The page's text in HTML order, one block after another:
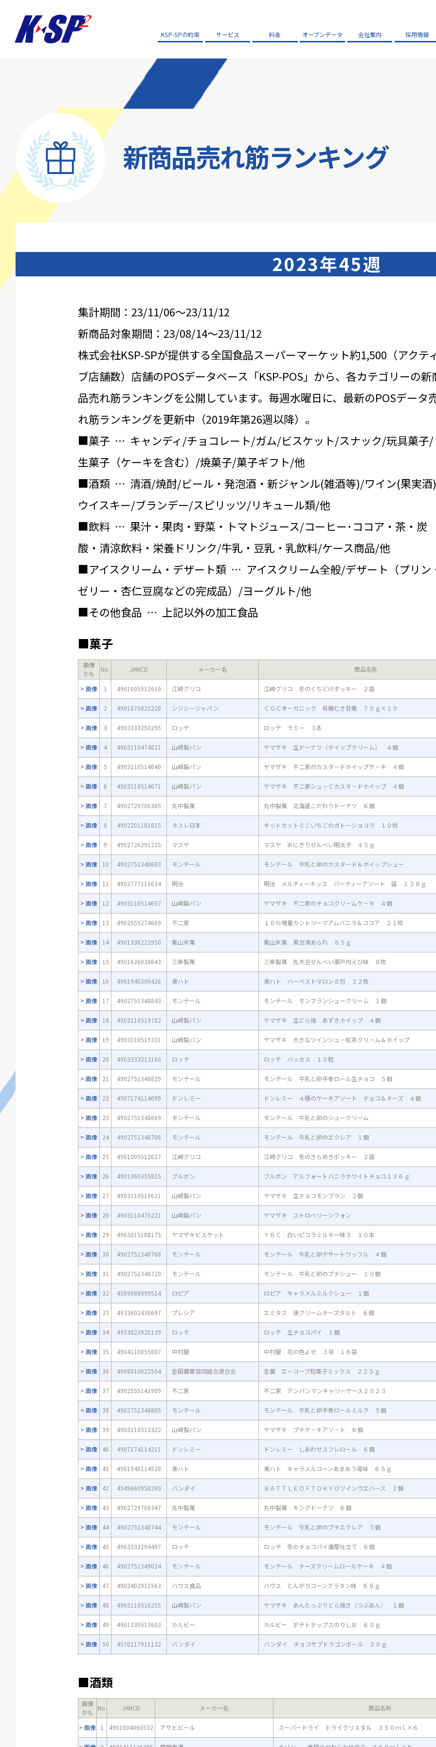
KSP-SPの約束 サービス 料金 オープンデータ 会社案内 採用情報
新商品売れ筋ランキング
2023年45週
集計期間：23/11/06～23/11/12
新商品対象期間：23/08/14～23/11/12
株式会社KSP-SPが提供する全国食品スーパーマーケット約1,500（アクテ
ブ店舗数）店舗のPOSデータベース「KSP-POS」から、各カテゴリーの新
品売れ筋ランキングを公開しています。毎週水曜日に、最新のPOSデータ
れ筋ランキングを更新中（2019年第26週以降）。
■菓子 … キャンディ/チョコレート/ガム/ビスケット/スナック/玩具菓子/
生菓子（ケーキを含む）/焼菓子/菓子ギフト/他
■酒類 … 清酒/焼酎/ビール・発泡酒・新ジャンル(雑酒等)/ワイン(果実
ウイスキー/ブランデー/スピリッツ/リキュール類/他
■飲料 … 果汁・果肉・野菜・トマトジュース/コーヒー･ココア・茶・炭
酸・清涼飲料・栄養ドリンク/牛乳・豆乳・乳飲料/ケース商品/他
■アイスクリーム・デザート類 … アイスクリーム全般/デザート（プリン
ゼリー・杏仁豆腐などの完成品）/ヨーグルト/他
■その他食品 … 上記以外の加工食品
■菓子
画像
かも
No. JANCD メーカー名 商品名称
画像 1 4901005512610 江崎グリコ 江崎グリコ 冬のくちどけポッキー ２袋
画像 2 4901870825228 シジシージャパン ＣＧＣオーガニック 有機むき甘栗 ７０ｇ×１０
画像 3 4903333250295 ロッテ ロッテ ラミー ３本
画像 4 4903110474821 山崎製パン ヤマザキ 生ドーナツ（ホイップクリーム） ４個
画像 5 4903110514640 山崎製パン ヤマザキ 不二家のカスタ－ドホイップケ－キ ４個
画像 6 4903110514671 山崎製パン ヤマザキ 不二家シュ－Ｃカスタ－ドホイップ ４個
画像 7 4902729706385 丸中製菓 丸中製菓 北海道こだわりドーナツ ６個
画像 8 4902201181815 ネスレ日本 キットカットミニいちごのガトーショコラ １０枚
画像 9 4902726291235 マスヤ マスヤ おにぎりせんべい明太子 ４５ｇ
画像 10 4902751348683 モンテール モンテール 牛乳と卵のカスタード＆ホイップシュー
画像 11 4902777115634 明治 明治 メルティーキッス パーティーアソート 袋 １３８ｇ
画像 12 4903110514657 山崎製パン ヤマザキ 不二家のチョコクリ－ムケ－キ ４個
画像 13 4902555274669 不二家 １０％増量カントリーマアムバニラ＆ココア ２１枚
画像 14 4901336222950 栗山米菓 栗山米菓 黒豆渚あられ ８５ｇ
画像 15 4901626038643 三幸製菓 三幸製菓 丸大豆せんべい瀬戸内えび味 ８枚
画像 16 4901940300426 東ハト 東ハト ハーベストマロン８包 ３２枚
画像 17 4902751348843 モンテール モンテール モンブランシュークリーム １個
画像 18 4903110519782 山崎製パン ヤマザキ 生どら焼 あずきホイップ ４個
画像 19 4903110519331 山崎製パン ヤマザキ 大きなツインシュ－紅茶クリ－ム＆ホイップ
画像 20 4903333213160 ロッテ ロッテ バッカス １０粒
画像 21 4902751348829 モンテール モンテール 牛乳と卵手巻ロール生チョコ ５個
画像 22 4907174114099 ドンレミー ドンレミー ４種のケーキアソート チョコ＆チーズ ４個
画像 23 4902751348669 モンテール モンテール 牛乳と卵のシュークリーム
画像 24 4902751348706 モンテール モンテール 牛乳と卵のエクレア １個
画像 25 4901005512627 江崎グリコ 江崎グリコ 冬のきらめきポッキー ２袋
画像 26 4901360355815 ブルボン ブルボン アルフォートバニラホワイトチョコ１３６ｇ
画像 27 4903110519621 山崎製パン ヤマザキ 生チョコモンブラン ２個
画像 28 4903110476221 山崎製パン ヤマザキ ストロベリーシフォン
画像 29 4903015188175 ヤマザキビスケット ＹＢＣ 白いピコラミルキー味３ １０本
画像 30 4902751348768 モンテール モンテール 牛乳と卵デザートワッフル ４個
画像 31 4902751348720 モンテール モンテール 牛乳と卵のプチシュー １０個
画像 32 4589988999514 ロピア ロピア キャラメルミルクシュー １個
画像 33 4933602438697 プレシア エミタス 焼クリームチーズタルト ６個
画像 34 4953823920139 ロッテ ロッテ 生チョコパイ １個
画像 35 4904110855887 中村屋 中村屋 花の色よせ ３号 １６袋
画像 36 4908010022554 全国農業協同組合連合会 全農 エーコープ和菓子ミックス ２２５ｇ
画像 37 4902555141909 不二家 不二家 アンパンマンキャリーケース２０２３
画像 38 4902751348805 モンテール モンテール 牛乳と卵手巻ロールミルク ５個
画像 39 4903110513322 山崎製パン ヤマザキ プチケ－キアソ－ト ６個
画像 40 4907174114211 ドンレミー ドンレミー しあわせスフレロール ６個
画像 41 4901940114528 東ハト 東ハト キャラメルコーンあまおう苺味 ６５ｇ
画像 42 4549660958260 バンダイ ＢＡＴＴＬＥＯＦＴＯＫＹＯツインウエハース ２個
画像 43 4902729706347 丸中製菓 丸中製菓 キングドーナツ ６個
画像 44 4902751348744 モンテール モンテール 牛乳と卵のプチエクレア ５個
画像 45 4903333294497 ロッテ ロッテ 冬のチョコパイ濃厚仕立て ６個
画像 46 4902751349024 モンテール モンテール チーズクリームロールケーキ ４個
画像 47 4902402911563 ハウス食品 ハウス とんがりコーングラタン味 ６８ｇ
画像 48 4903110516255 山崎製パン ヤマザキ あんたっぷりどら焼き（つぶあん） １個
画像 49 4901330513603 カルビー カルビー ポテトチップスのりしお ６０ｇ
画像 50 4570117911132 バンダイ バンダイ チョコサプドラゴンボール ２０ｇ
■酒類
画像
かも
No. JANCD メーカー名 商品名称
画像 1 4901004060532 アサヒビール スーパードライ ドライクリスタル ３５０ｍｌ×６